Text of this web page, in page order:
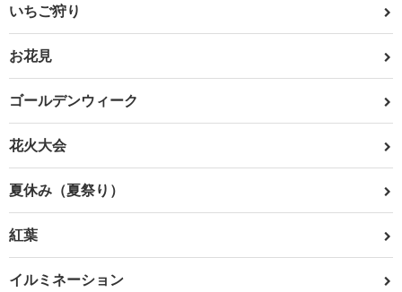
いちご狩り
お花見
ゴールデンウィーク
花火大会
夏休み（夏祭り）
紅葉
イルミネーション